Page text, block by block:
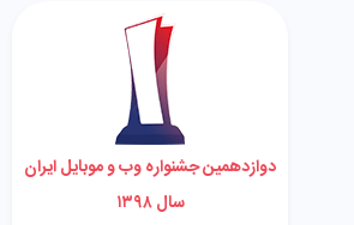
دوازدهمین جشنواره وب و موبایل ایران
سال ۱۳۹۸